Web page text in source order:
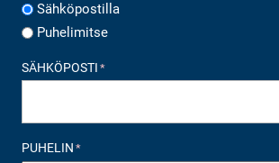
Sähköpostilla
Puhelimitse
SÄHKÖPOSTI *
PUHELIN *